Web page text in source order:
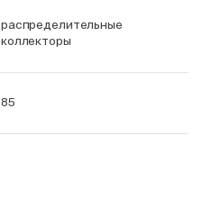
распределительные
коллекторы
85